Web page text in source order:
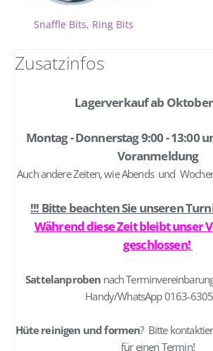
Zusatzinfos
Lagerverkauf ab
Montag - Donnerstag 9:00 - 13:00
Voranmeldung
Auch andere Zeiten, wie Abends und
!!! Bitte beachten Sie unseren
Während diese Zeit bleibt unser
geschlossen!
Sattelanproben nach
Handy/WhatsApp 0163-
Hüte reinigen und formen? Bitte
für einen Termin!
Snaffle Bits, Ring Bits